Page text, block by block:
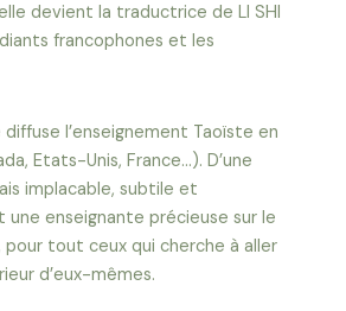
devient la traductrice de LI SHI
francophones et les
diffuse l’enseignement Taoïste en
Etats-Unis, France…). D’une
implacable, subtile et
une enseignante précieuse sur le
pour tout ceux qui cherche à aller
d’eux-mêmes.